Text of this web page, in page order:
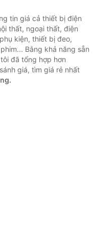
tin giá cả thiết bị điện
thất, ngoại thất, điện
kiện, thiết bị đeo,
Bằng khả năng sẵn
đã tổng hợp hơn
giá, tìm giá rẻ nhất